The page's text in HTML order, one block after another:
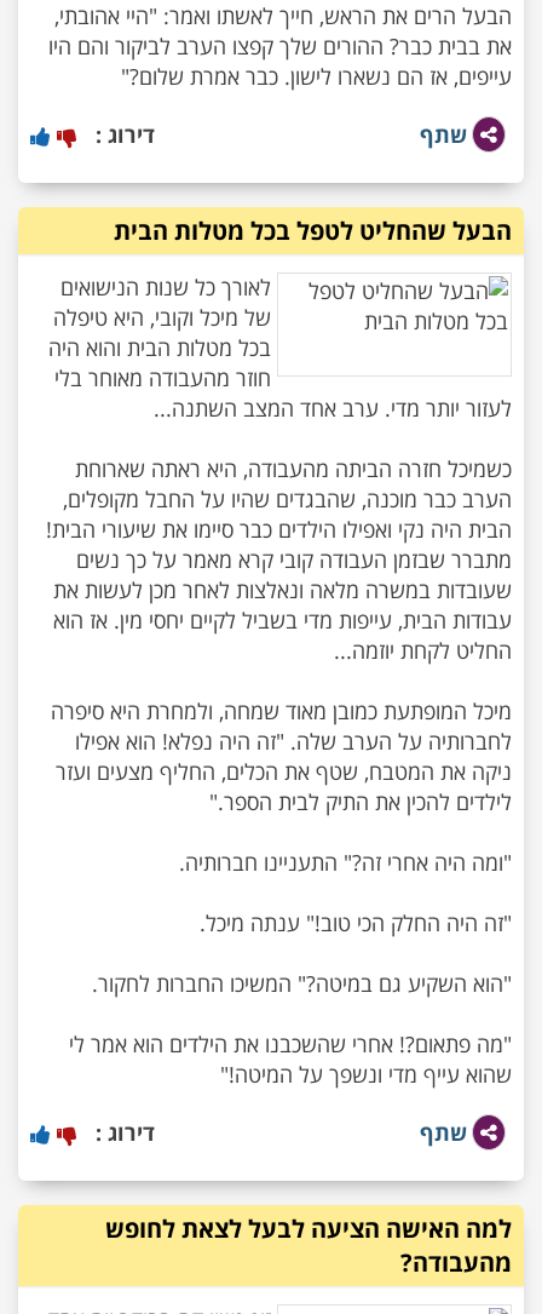
הבעל הרים את הראש, חייך לאשתו ואמר: "היי אהובתי,
את בבית כבר? ההורים שלך קפצו הערב לביקור והם היו
עייפים, אז הם נשארו לישון. כבר אמרת שלום?"
שתף
דירוג :
הבעל שהחליט לטפל בכל מטלות הבית
לאורך כל שנות הנישואים
של מיכל וקובי, היא טיפלה
בכל מטלות הבית והוא היה
חוזר מהעבודה מאוחר בלי
כשמיכל חזרה הביתה מהעבודה, היא ראתה שארוחת
הערב כבר מוכנה, שהבגדים שהיו על החבל מקופלים,
הבית היה נקי ואפילו הילדים כבר סיימו את שיעורי הבית!
מתברר שבזמן העבודה קובי קרא מאמר על כך נשים
שעובדות במשרה מלאה ונאלצות לאחר מכן לעשות את
עבודות הבית, עייפות מדי בשביל לקיים יחסי מין. אז הוא
מיכל המופתעת כמובן מאוד שמחה, ולמחרת היא סיפרה
לחברותיה על הערב שלה. "זה היה נפלא! הוא אפילו
ניקה את המטבח, שטף את הכלים, החליף מצעים ועזר
"מה פתאום?! אחרי שהשכבנו את הילדים הוא אמר לי
שהוא עייף מדי ונשפך על המיטה!"
שתף
דירוג :
למה האישה הציעה לבעל לצאת לחופש
מהעבודה?